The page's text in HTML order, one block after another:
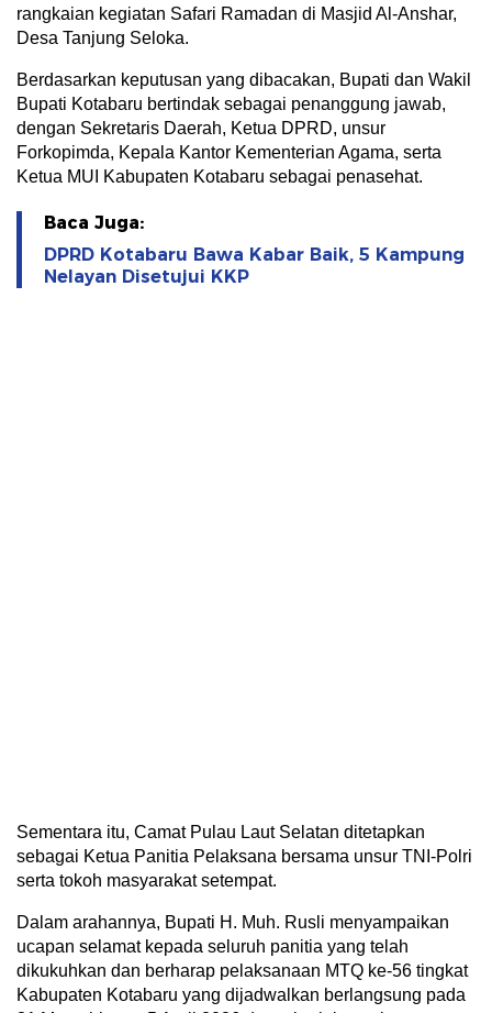
rangkaian kegiatan Safari Ramadan di Masjid Al-Anshar,
Desa Tanjung Seloka.
Berdasarkan keputusan yang dibacakan, Bupati dan Wakil
Bupati Kotabaru bertindak sebagai penanggung jawab,
dengan Sekretaris Daerah, Ketua DPRD, unsur
Forkopimda, Kepala Kantor Kementerian Agama, serta
Ketua MUI Kabupaten Kotabaru sebagai penasehat.
Baca Juga:
DPRD Kotabaru Bawa Kabar Baik, 5 Kampung
Nelayan Disetujui KKP
Sementara itu, Camat Pulau Laut Selatan ditetapkan
sebagai Ketua Panitia Pelaksana bersama unsur TNI-Polri
serta tokoh masyarakat setempat.
Dalam arahannya, Bupati H. Muh. Rusli menyampaikan
ucapan selamat kepada seluruh panitia yang telah
dikukuhkan dan berharap pelaksanaan MTQ ke-56 tingkat
Kabupaten Kotabaru yang dijadwalkan berlangsung pada